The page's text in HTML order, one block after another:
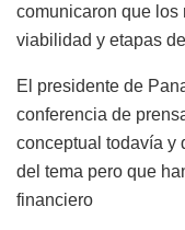
comunicaron que los
viabilidad y etapas
El presidente de
conferencia de
conceptual todavía y
del tema pero que
financiero